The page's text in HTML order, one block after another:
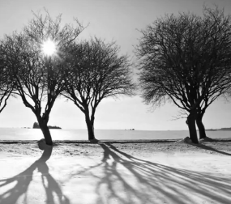
Christian Signol